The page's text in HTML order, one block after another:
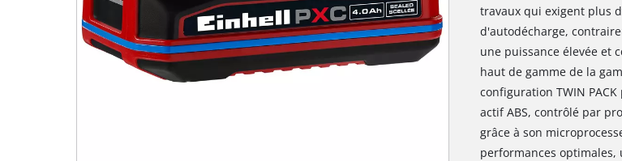
travaux qui exigent plus
d'autodécharge,
une puissance élevée et
haut de gamme de la
configuration TWIN
actif ABS, contrôlé par
grâce à son
performances optimales,